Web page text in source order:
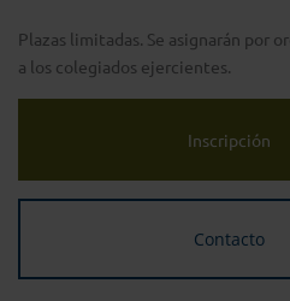
Plazas limitadas. Se asignarán por
a los colegiados ejercientes.
Inscripción
Contacto